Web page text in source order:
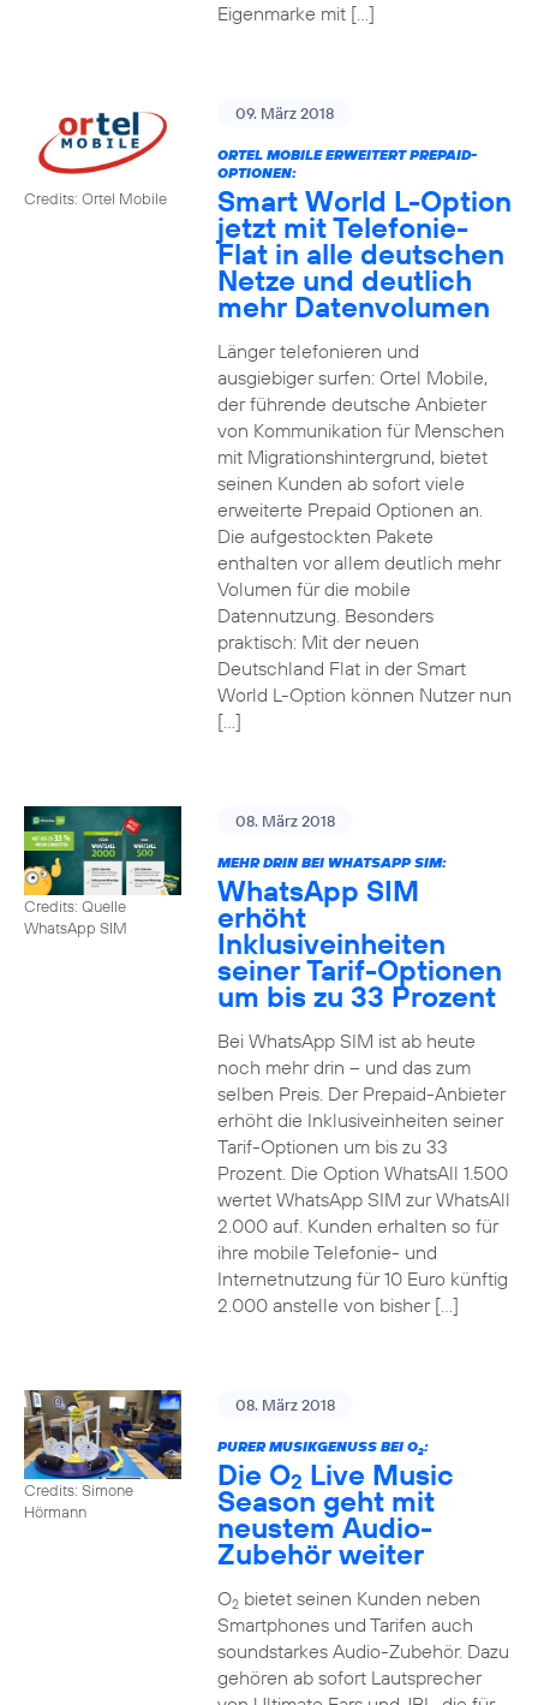
Eigenmarke mit […]
Credits: Ortel Mobile
09. März 2018
ORTEL MOBILE ERWEITERT PREPAID-
OPTIONEN:
Smart World L-Option
jetzt mit Telefonie-
Flat in alle deutschen
Netze und deutlich
mehr Datenvolumen
Länger telefonieren und
ausgiebiger surfen: Ortel Mobile,
der führende deutsche Anbieter
von Kommunikation für Menschen
mit Migrationshintergrund, bietet
seinen Kunden ab sofort viele
erweiterte Prepaid Optionen an.
Die aufgestockten Pakete
enthalten vor allem deutlich mehr
Volumen für die mobile
Datennutzung. Besonders
praktisch: Mit der neuen
Deutschland Flat in der Smart
World L-Option können Nutzer nun
[…]
Credits: Quelle
WhatsApp SIM
08. März 2018
MEHR DRIN BEI WHATSAPP SIM:
WhatsApp SIM
erhöht
Inklusiveinheiten
seiner Tarif-Optionen
um bis zu 33 Prozent
Bei WhatsApp SIM ist ab heute
noch mehr drin – und das zum
selben Preis. Der Prepaid-Anbieter
erhöht die Inklusiveinheiten seiner
Tarif-Optionen um bis zu 33
Prozent. Die Option WhatsAll 1.500
wertet WhatsApp SIM zur WhatsAll
2.000 auf. Kunden erhalten so für
ihre mobile Telefonie- und
Internetnutzung für 10 Euro künftig
2.000 anstelle von bisher […]
Credits: Simone
Hörmann
08. März 2018
PURER MUSIKGENUSS BEI O2:
Die O2 Live Music
Season geht mit
neustem Audio-
Zubehör weiter
O2bietet seinen Kunden neben
Smartphones und Tarifen auch
soundstarkes Audio-Zubehör. Dazu
gehören ab sofort Lautsprecher